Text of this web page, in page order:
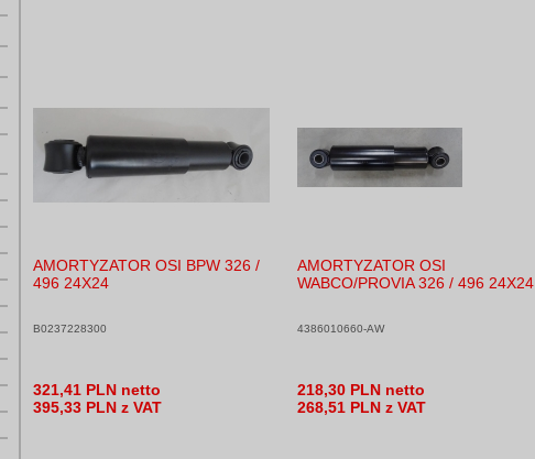
AMORTYZATOR OSI BPW 326 /
496 24X24
B0237228300
321,41 PLN netto
395,33 PLN z VAT
AMORTYZATOR OSI
WABCO/PROVIA 326 / 496 24X24
4386010660-AW
218,30 PLN netto
268,51 PLN z VAT